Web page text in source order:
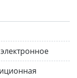
электронное